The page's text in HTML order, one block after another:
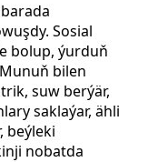
Sosial
bolup, ýurduň
bilen
suw berýär,
saklaýar, ähli
beýleki
nobatda